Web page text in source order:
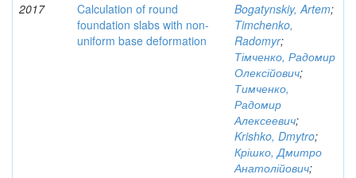
2017
Calculation of round
foundation slabs with non-
uniform base deformation
Bogatynskiy, Artem;
Timchenko,
Radomyr;
Тімченко, Радомир
Олексійович;
Тимченко,
Радомир
Алексеевич;
Krishko, Dmytro;
Крішко, Дмитро
Анатолійович;